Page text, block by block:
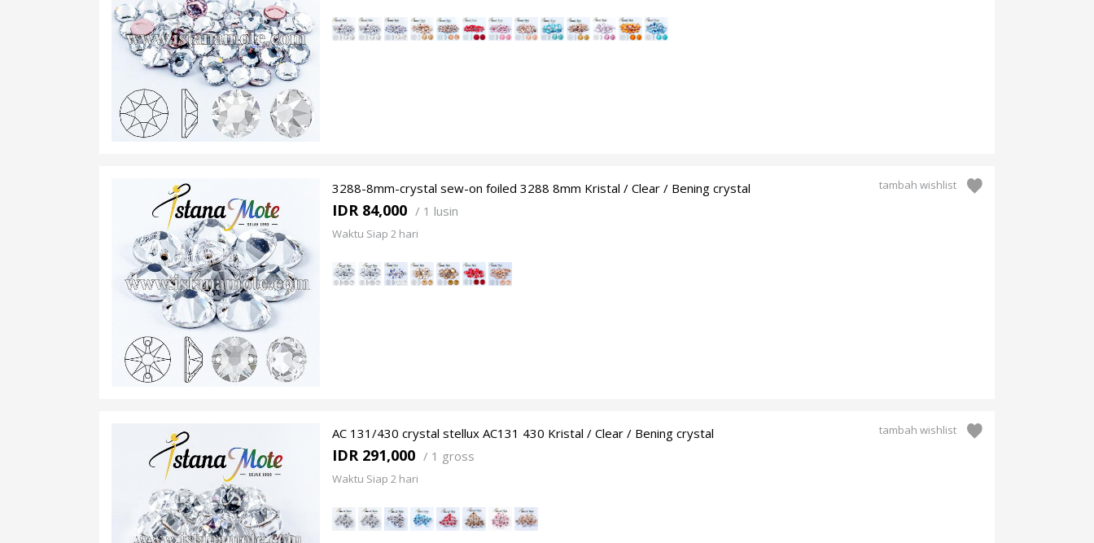
3288-8mm-crystal sew-on foiled 3288 8mm Kristal / Clear / Bening crystal
IDR 84,000 / 1 lusin
Waktu Siap 2 hari
tambah wishlist
AC 131/430 crystal stellux AC131 430 Kristal / Clear / Bening crystal
IDR 291,000 / 1 gross
Waktu Siap 2 hari
tambah wishlist